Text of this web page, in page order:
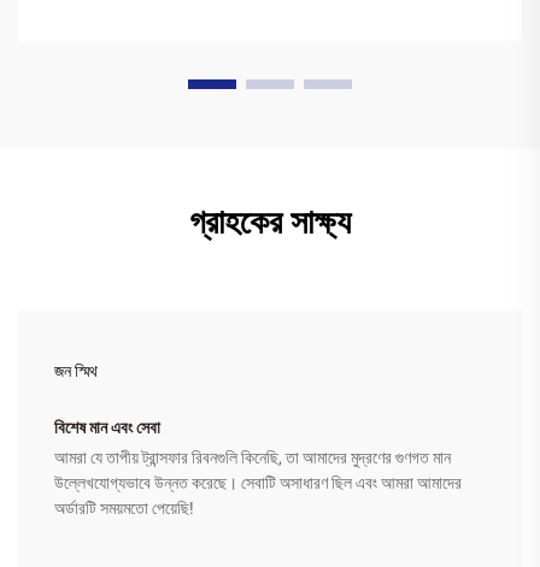
গ্রাহকের সাক্ষ্য
জন স্মিথ
বিশেষ মান এবং সেবা
আমরা যে তাপীয় ট্রান্সফার রিবনগুলি কিনেছি, তা আমাদের মুদ্রণের গুণগত মান
উল্লেখযোগ্যভাবে উন্নত করেছে। সেবাটি অসাধারণ ছিল এবং আমরা আমাদের
অর্ডারটি সময়মতো পেয়েছি!